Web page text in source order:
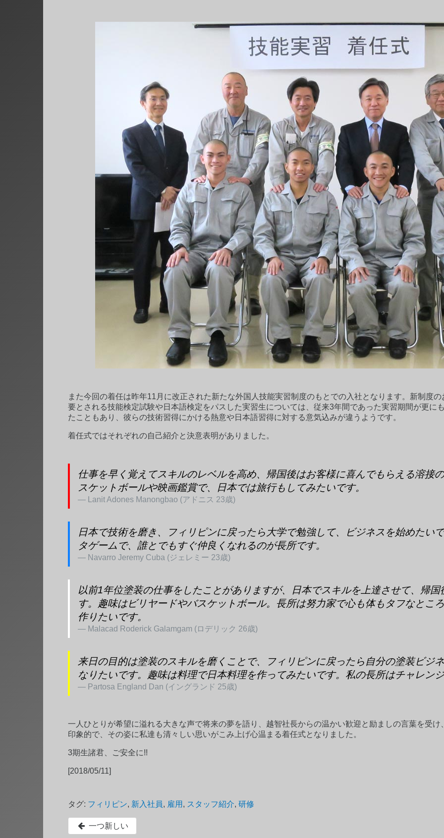
また今回の着任は昨年11月に改正された新たな外国人技能実習制度のもとでの入社となります。新制度
要とされる技能検定試験や日本語検定をパスした実習生については、従来3年間であった実習期間が更に
たこともあり、彼らの技術習得にかける熱意や日本語習得に対する意気込みが違うようです。
着任式ではそれぞれの自己紹介と決意表明がありました。
仕事を早く覚えてスキルのレベルを高め、帰国後はお客様に喜んでもらえる溶接
スケットボールや映画鑑賞で、日本では旅行もしてみたいです。
Lanit Adones Manongbao (アドニス 23歳)
日本で技術を磨き、フィリピンに戻ったら大学で勉強して、ビジネスを始めたい
タゲームで、誰とでもすぐ仲良くなれるのが長所です。
Navarro Jeremy Cuba (ジェレミー 23歳)
以前1年位塗装の仕事をしたことがありますが、日本でスキルを上達させて、帰
す。趣味はビリヤードやバスケットボール。長所は努力家で心も体もタフなとこ
作りたいです。
Malacad Roderick Galamgam (ロデリック 26歳)
来日の目的は塗装のスキルを磨くことで、フィリピンに戻ったら自分の塗装ビジ
なりたいです。趣味は料理で日本料理を作ってみたいです。私の長所はチャレン
Partosa England Dan (イングランド 25歳)
一人ひとりが希望に溢れる大きな声で将来の夢を語り、越智社長からの温かい歓迎と励ましの言葉を受
印象的で、その姿に私達も清々しい思いがこみ上げ心温まる着任式となりました。
3期生諸君、ご安全に!!
[2018/05/11]
タグ: フィリピン, 新入社員, 雇用 , スタッフ紹介,研修
一つ新しい